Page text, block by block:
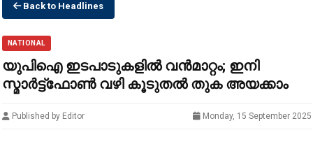
Back to Headlines
NATIONAL
യുപിഐ ഇടപാടുകളിൽ വൻമാറ്റം; ഇനി
സ്മാര്‍ട്ട്‌ഫോണ്‍ വഴി കൂടുതൽ തുക അയക്കാം
Published by Editor Monday, 15 September 2025